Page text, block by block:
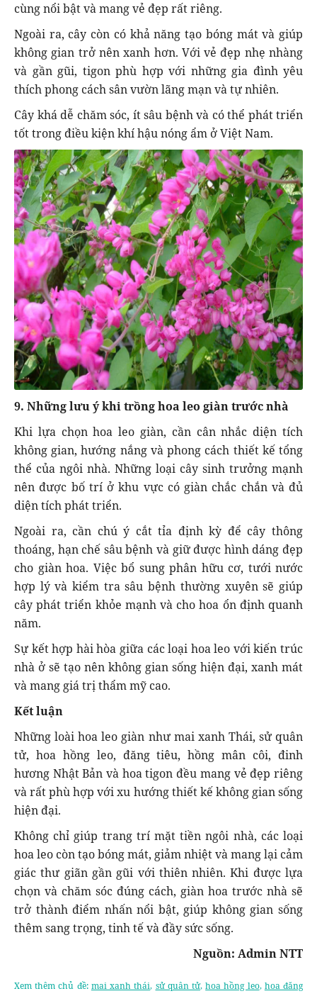
cùng nổi bật và mang vẻ đẹp rất riêng.
Ngoài ra, cây còn có khả năng tạo bóng mát và giúp
không gian trở nên xanh hơn. Với vẻ đẹp nhẹ nhàng
và gần gũi, tigon phù hợp với những gia đình yêu
thích phong cách sân vườn lãng mạn và tự nhiên.
Cây khá dễ chăm sóc, ít sâu bệnh và có thể phát triển
tốt trong điều kiện khí hậu nóng ẩm ở Việt Nam.
9. Những lưu ý khi trồng hoa leo giàn trước nhà
Khi lựa chọn hoa leo giàn, cần cân nhắc diện tích
không gian, hướng nắng và phong cách thiết kế tổng
thể của ngôi nhà. Những loại cây sinh trưởng mạnh
nên được bố trí ở khu vực có giàn chắc chắn và đủ
diện tích phát triển.
Ngoài ra, cần chú ý cắt tỉa định kỳ để cây thông
thoáng, hạn chế sâu bệnh và giữ được hình dáng đẹp
cho giàn hoa. Việc bổ sung phân hữu cơ, tưới nước
hợp lý và kiểm tra sâu bệnh thường xuyên sẽ giúp
cây phát triển khỏe mạnh và cho hoa ổn định quanh
năm.
Sự kết hợp hài hòa giữa các loại hoa leo với kiến trúc
nhà ở sẽ tạo nên không gian sống hiện đại, xanh mát
và mang giá trị thẩm mỹ cao.
Kết luận
Những loài hoa leo giàn như mai xanh Thái, sử quân
tử, hoa hồng leo, đăng tiêu, hồng mân côi, đinh
hương Nhật Bản và hoa tigon đều mang vẻ đẹp riêng
và rất phù hợp với xu hướng thiết kế không gian sống
hiện đại.
Không chỉ giúp trang trí mặt tiền ngôi nhà, các loại
hoa leo còn tạo bóng mát, giảm nhiệt và mang lại cảm
giác thư giãn gần gũi với thiên nhiên. Khi được lựa
chọn và chăm sóc đúng cách, giàn hoa trước nhà sẽ
trở thành điểm nhấn nổi bật, giúp không gian sống
thêm sang trọng, tinh tế và đầy sức sống.
Nguồn: Admin NTT
Xem thêm chủ đề: mai xanh thái, sử quân tử,hoa hồng leo, hoa đăng